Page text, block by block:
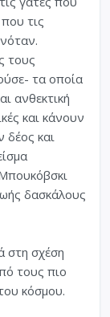
τις
τους
τα οποία
ανθεκτική
και κάνουν
και
δασκάλους
στη σχέση
τους πιο
κόσμου.